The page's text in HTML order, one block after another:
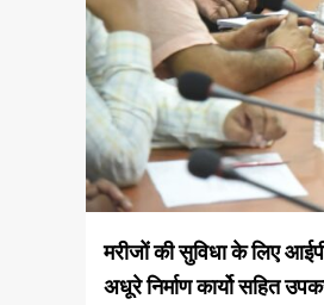
मरीजों की सुविधा के लिए
अधूरे निर्माण कार्यो सहित